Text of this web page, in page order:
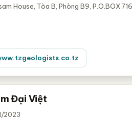
House, Tòa B, Phòng B9, P.O.BOX
Đại Việt
2023